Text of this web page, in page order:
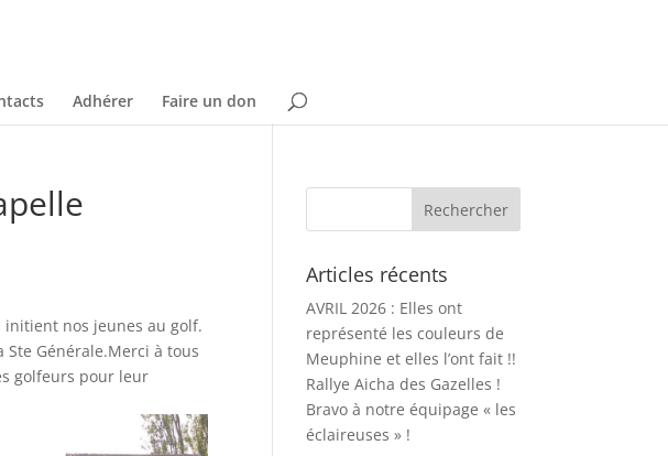
Adhérer Faire un don
initient nos jeunes au golf.
Générale.Merci à tous
golfeurs pour leur
Articles récents
AVRIL 2026 : Elles ont
représenté les couleurs de
Meuphine et elles l’ont fait !!
Rallye Aicha des Gazelles !
Bravo à notre équipage « les
éclaireuses » !